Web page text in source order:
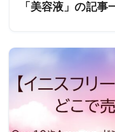
「美容液」の記事